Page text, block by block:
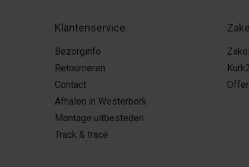
Klantenservice
Bezorginfo
Retourneren
Contact
Afhalen in Westerbork
Montage uitbesteden
Track & trace